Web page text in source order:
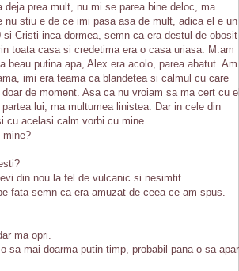
deja prea mult, nu mi se parea bine deloc, ma
nu stiu e de ce imi pasa asa de mult, adica el e un
si Cristi inca dormea, semn ca era destul de obosit
toata casa si credetima era o casa uriasa. M.am
beau putina apa, Alex era acolo, parea abatut. Am
imi era teama ca blandetea si calmul cu care
de moment. Asa ca nu vroiam sa ma cert cu
lui, ma multumea linistea. Dar in cele din
cu acelasi calm vorbi cu mine.
mine?
din nou la fel de vulcanic si nesimtit.
fata semn ca era amuzat de ceea ce am spus.
ma opri.
sa mai doarma putin timp, probabil pana o sa